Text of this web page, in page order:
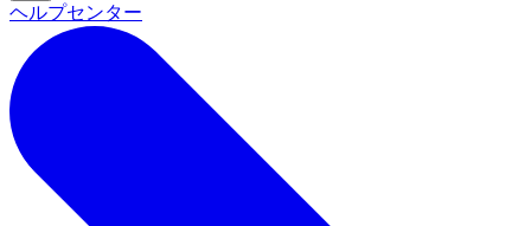
ヘルプセンター